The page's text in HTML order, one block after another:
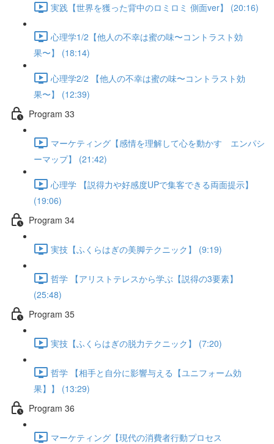
実践【世界を獲った背中のロミロミ 側面ver】 (20:16)
心理学1/2【他人の不幸は蜜の味〜コントラスト効
果〜】 (18:14)
心理学2/2 【他人の不幸は蜜の味〜コントラスト効
果〜】 (12:39)
Program 33
マーケティング【感情を理解して心を動かす エンパシ
ーマップ】 (21:42)
心理学 【説得力や好感度UPで集客できる両面提示】
(19:06)
Program 34
実技【ふくらはぎの美脚テクニック】 (9:19)
哲学 【アリストテレスから学ぶ【説得の3要素】
(25:48)
Program 35
実技【ふくらはぎの脱力テクニック】 (7:20)
哲学 【相手と自分に影響与える【ユニフォーム効
果】】 (13:29)
Program 36
マーケティング【現代の消費者行動プロセス